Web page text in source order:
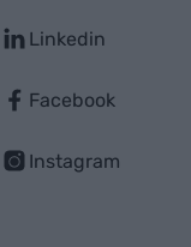
Linkedin
Facebook
Instagram